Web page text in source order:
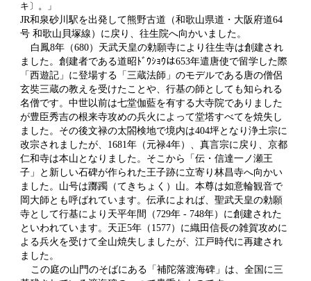
キ〕。」
JR和泉砂川駅を出発して熊野古道（和歌山県道・大阪府道64
号 和歌山貝塚線）に戻り、往生院へ向かいました。
白鳳8年（680）天武天皇の勅願寺により往生寺は創建され
ました。創建者である道昭ﾄﾞｳｼｮｳは653年遣唐使で留学した際
「西遊記」に登場する「三蔵法師」のモデルである唐の僧侶
玄奘三蔵の教えを受けたことや、行基の師としても知られる
名僧です。中世以前は七堂伽藍を有する大寺院でありました
が豊臣秀吉の根来寺攻めの兵火によって堂塔すべてを焼失し
ました。その後文禄の太閤検地で境内は404坪となり浄土宗に
改宗されましたが、1681年（元禄4年）、真言宗に戻り、京都
仁和寺は本山となりました。そこから「伝・信達一ノ瀬王
子」と新しい石碑が作られた王子跡に立寄り林昌寺へ向かい
ました。山号は躑躅（てきちょく）山。本尊は如意輪観音で
岡大師とも呼ばれています。伝承によれば、聖武天皇の勅願
寺として行基により天平年間（729年 - 748年）に創建された
といわれています。天正5年（1577）に織田信長の雑賀攻めに
よる兵火を受けて全山焼失しましたが、江戸時代に再建され
ました。
この庭の山門のそばにある「補陀落渡海碑」は、全国に三